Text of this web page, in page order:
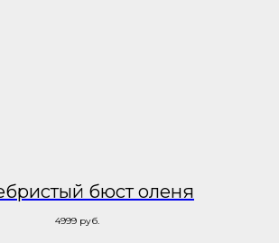
бюст оленя
4999 руб.